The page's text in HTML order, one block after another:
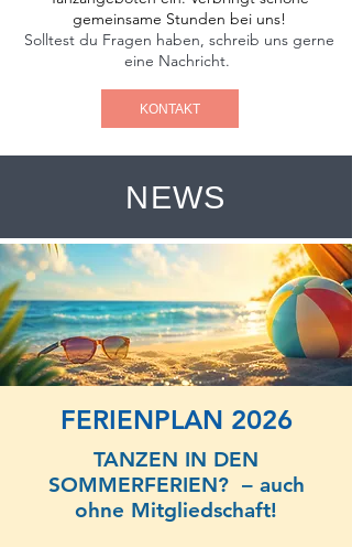
gemeinsame Stunden bei uns!
Solltest du Fragen haben, schreib uns gerne
eine Nachricht.
KONTAKT
NEWS
FERIENPLAN 2026
TANZEN IN DEN
SOMMERFERIEN? – auch
ohne Mitgliedschaft!